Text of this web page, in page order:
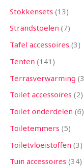
Stokkensets 13
Strandstoelen 7
Tafel accessoires 3
Tenten 141
Terrasverwarming 3
Toilet accessoires 2
Toilet onderdelen 6
Toiletemmers 5
Toiletvloeistoffen 3
Tuin accessoires 34